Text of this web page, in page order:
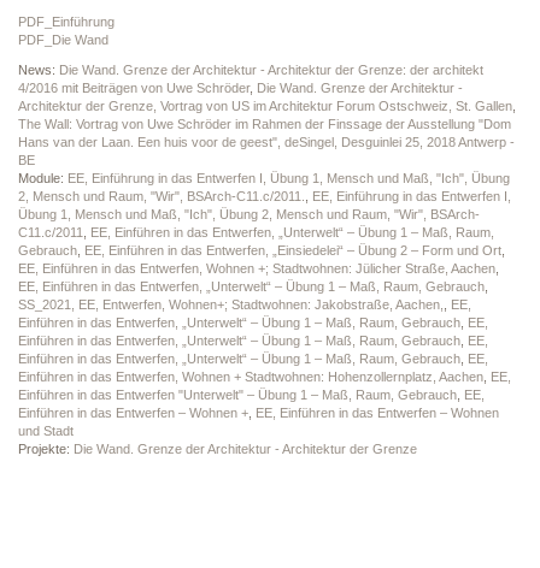
PDF_Einführung
PDF_Die Wand
News: Die Wand. Grenze der Architektur - Architektur der Grenze: der architekt
4/2016 mit Beiträgen von Uwe Schröder, Die Wand. Grenze der Architektur -
Architektur der Grenze, Vortrag von US im Architektur Forum Ostschweiz, St. Gallen
The Wall: Vortrag von Uwe Schröder im Rahmen der Finssage der Ausstellung "Dom
Hans van der Laan. Een huis voor de geest", deSingel, Desguinlei 25, 2018 Antwerp -
BE
Module: EE, Einführung in das Entwerfen I, Übung 1, Mensch und Maß, "Ich", Übung
2, Mensch und Raum, "Wir", BSArch-C11.c/2011.
EE, Einführung in das Entwerfen I,
Übung 1, Mensch und Maß, "Ich", Übung 2, Mensch und Raum, "Wir", BSArch-
C11.c/2011
EE, Einführen in das Entwerfen, „Unterwelt“ – Übung 1 – Maß, Raum,
Gebrauch EE, Einführen in das Entwerfen, „Einsiedelei“ – Übung 2 – Form und Ort
EE, Einführen in das Entwerfen, Wohnen +; Stadtwohnen: Jülicher Straße, Aachen
EE, Einführen in das Entwerfen, „Unterwelt“ – Übung 1 – Maß, Raum, Gebrauch
SS_2021, EE, Entwerfen, Wohnen+; Stadtwohnen: Jakobstraße, Aachen,
EE,
Einführen in das Entwerfen, „Unterwelt“ – Übung 1 – Maß, Raum, Gebrauch EE,
Einführen in das Entwerfen, „Unterwelt“ – Übung 1 – Maß, Raum, Gebrauch EE,
Einführen in das Entwerfen, „Unterwelt“ – Übung 1 – Maß, Raum, Gebrauch EE,
Einführen in das Entwerfen, Wohnen + Stadtwohnen: Hohenzollernplatz, Aachen EE,
Einführen in das Entwerfen "Unterwelt" – Übung 1 – Maß, Raum, Gebrauch EE,
Einführen in das Entwerfen – Wohnen + EE, Einführen in das Entwerfen – Wohnen
und Stadt
Projekte: Die Wand. Grenze der Architektur - Architektur der Grenze